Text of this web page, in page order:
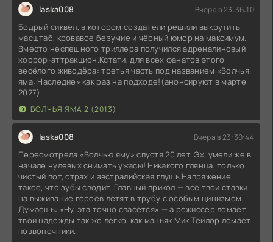
laska008 Вчера в 23:36:10
Бодрый сиквел, в котором создатели решили выкрутить
масштаб, кровавое безумие и чёрный юмор на максимум.
Вместо неспешного триллера получился адреналиновый
хоррор-аттракцион.Кстати, для всех фанатов этого
весёлого живодёра: третья часть под названием «Волчья
яма: Наследие» как раз на подходе!(анонсируют в марте
2027)
ВОЛЧЬЯ ЯМА 2 (2013)
laska008 Вчера в 23:30:44
Пересмотрела «Волчью яму» спустя 20 лет. Эх, умели же в
начале нулевых снимать ужасы! Никакого глянца, только
чистый пот, страх и австралийская глушь.Напряжение
такое, что зубы сводит. Главный прикол — все твои ставки
на выживание героев летят в трубу с особым цинизмом.
Думаешь: «Ну, эта точно спасется» — а режиссер ломает
твои надежды так же легко, как маньяк Мик Тейлор ломает
позвоночники.